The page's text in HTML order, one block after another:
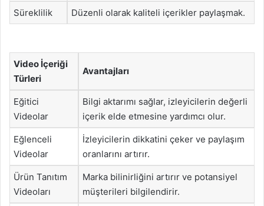
Süreklilik Düzenli olarak kaliteli içerikler paylaşmak.
Video İçeriği
Türleri
Avantajları
Eğitici
Videolar
Bilgi aktarımı sağlar, izleyicilerin değerli
içerik elde etmesine yardımcı olur.
Eğlenceli
Videolar
İzleyicilerin dikkatini çeker ve paylaşım
oranlarını artırır.
Ürün Tanıtım
Videoları
Marka bilinirliğini artırır ve potansiyel
müşterileri bilgilendirir.